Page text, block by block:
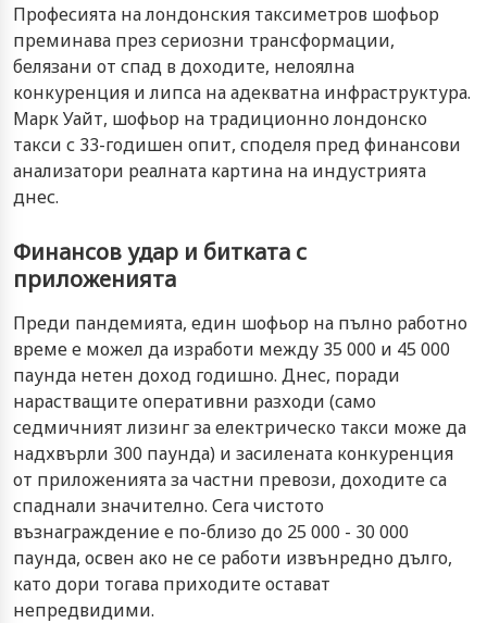
Професията на лондонския таксиметров шофьор
преминава през сериозни трансформации,
белязани от спад в доходите, нелоялна
конкуренция и липса на адекватна инфраструктура.
Марк Уайт, шофьор на традиционно лондонско
такси с 33-годишен опит, споделя пред финансови
анализатори реалната картина на индустрията
днес.
Финансов удар и битката с
приложенията
Преди пандемията, един шофьор на пълно работно
време е можел да изработи между 35 000 и 45 000
паунда нетен доход годишно. Днес, поради
нарастващите оперативни разходи (само
седмичният лизинг за електрическо такси може да
надхвърли 300 паунда) и засилената конкуренция
от приложенията за частни превози, доходите са
спаднали значително. Сега чистото
възнаграждение е по-близо до 25 000 - 30 000
паунда, освен ако не се работи извънредно дълго,
като дори тогава приходите остават
непредвидими.